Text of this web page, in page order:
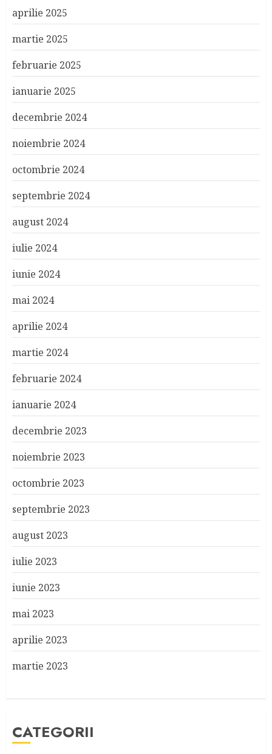
aprilie 2025
martie 2025
februarie 2025
ianuarie 2025
decembrie 2024
noiembrie 2024
octombrie 2024
septembrie 2024
august 2024
iulie 2024
iunie 2024
mai 2024
aprilie 2024
martie 2024
februarie 2024
ianuarie 2024
decembrie 2023
noiembrie 2023
octombrie 2023
septembrie 2023
august 2023
iulie 2023
iunie 2023
mai 2023
aprilie 2023
martie 2023
CATEGORII